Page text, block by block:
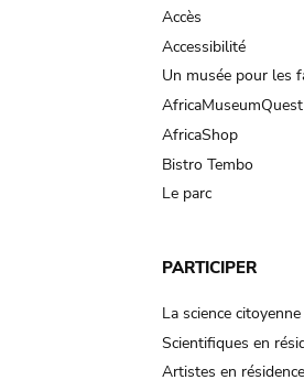
Accès
Accessibilité
Un musée pour les
AfricaMuseumQuest
AfricaShop
Bistro Tembo
Le parc
PARTICIPER
La science citoyenne
Scientifiques en
Artistes en résidence